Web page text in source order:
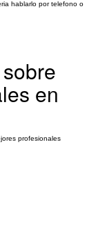
hablarlo por telefono o
en
profesionales